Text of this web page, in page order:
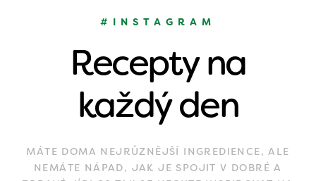
#INSTAGRAM
Recepty na
každý den
MÁTE DOMA NEJRŮZNĚJŠÍ INGREDIENCE, ALE
NEMÁTE NÁPAD, JAK JE SPOJIT V DOBRÉ A